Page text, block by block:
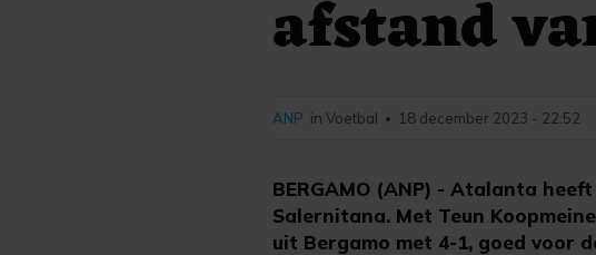
afstand
BERGAMO (ANP) - Atalanta
Salernitana. Met Teun
uit Bergamo met 4-1, goed voor
ANP in Voetbal • 18 december 2023 - 22:52